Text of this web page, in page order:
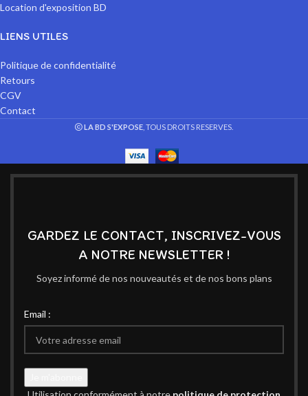
Location d'exposition BD
LIENS UTILES
Politique de confidentialité
Retours
CGV
Contact
LA BD S'EXPOSE , TOUS DROITS RESERVES.
GARDEZ LE CONTACT, INSCRIVEZ-VOUS
A NOTRE NEWSLETTER !
Soyez informé de nos nouveautés et de nos bons plans
Email :